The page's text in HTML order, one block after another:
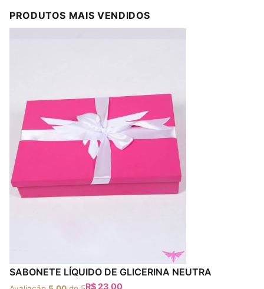
PRODUTOS MAIS VENDIDOS
SABONETE LÍQUIDO DE GLICERINA NEUTRA
R$23,00